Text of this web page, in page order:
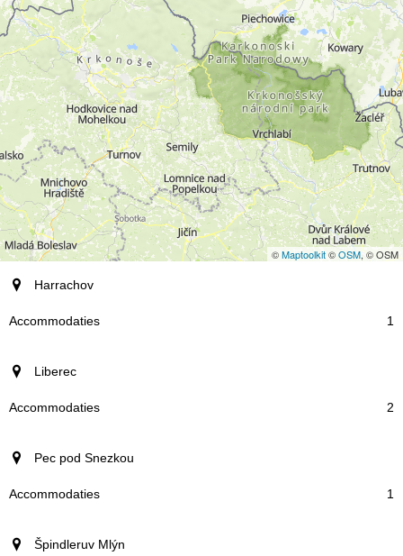
©Maptoolkit©OSM, © OSM
plaats
Accommodaties
Harrachov
1
Liberec
2
Pec pod Snezkou
1
Špindleruv Mlýn